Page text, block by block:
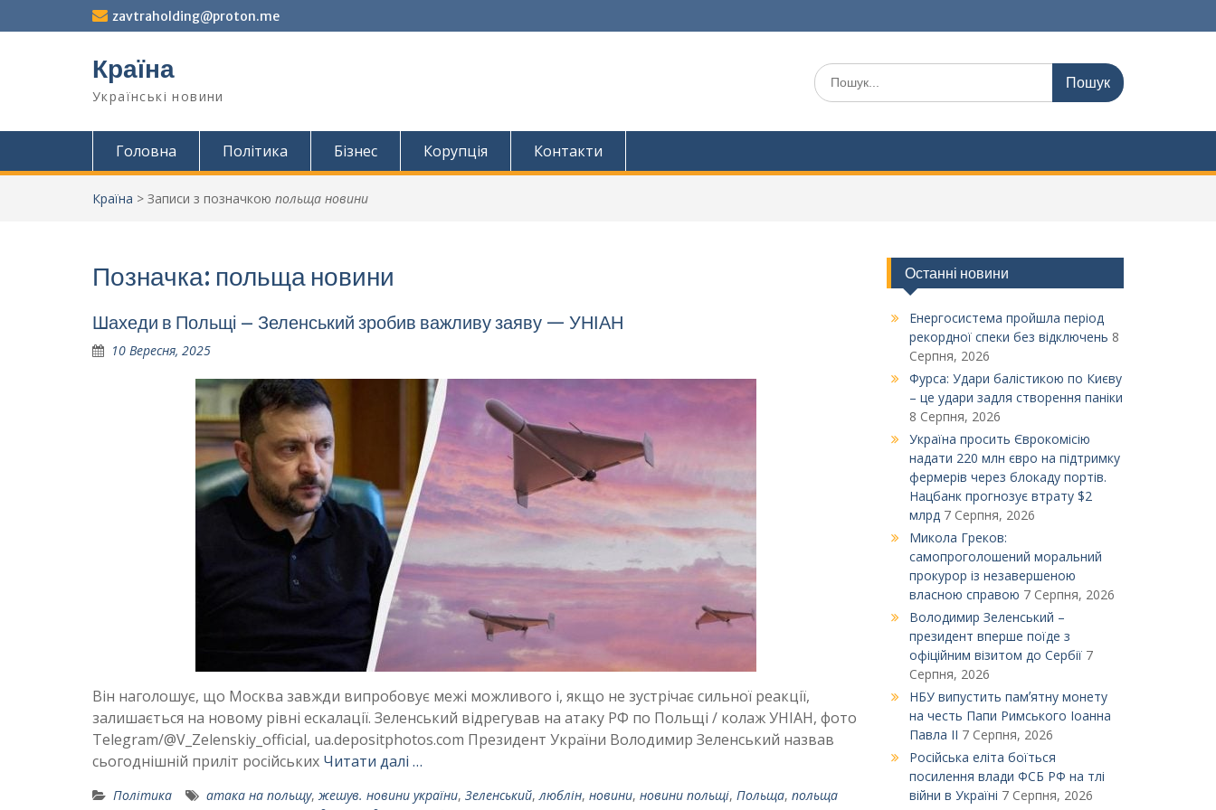
до
zavtraholding@proton.me
Країна
Українські новини
Шукати:
Головна Політика Бізнес Корупція Контакти
Країна > Записи з позначкою польща новини
Позначка: польща новини
Шахеди в Польщі – Зеленський зробив важливу заяву — УНІАН
10 Вересня, 2025
Він наголошує, що Москва завжди випробовує межі можливого і, якщо не зустрічає сильної реакції,
залишається на новому рівні ескалації. Зеленський відрегував на атаку РФ по Польщі / колаж УНІАН, фото
Telegram/@V_Zelenskiy_official, ua.depositphotos.com Президент України Володимир Зеленський назвав
сьогоднішній приліт російських Читати далі …
Політика атака на польщу,жешув. новини україни, Зеленський,люблін, новини, новини польщі, Польща, польща
Останні новини
Енергосистема пройшла період
рекордної спеки без відключень 8
Серпня, 2026
Фурса: Удари балістикою по Києву
– це удари задля створення паніки
8 Серпня, 2026
Україна просить Єврокомісію
надати 220 млн євро на підтримку
фермерів через блокаду портів.
Нацбанк прогнозує втрату $2
млрд 7 Серпня, 2026
Микола Греков:
самопроголошений моральний
прокурор із незавершеною
власною справою 7 Серпня, 2026
Володимир Зеленський –
президент вперше поїде з
офіційним візитом до Сербії 7
Серпня, 2026
НБУ випустить памʼятну монету
на честь Папи Римського Іоанна
Павла ІІ 7 Серпня, 2026
Російська еліта боїться
посилення влади ФСБ РФ на тлі
війни в Україні 7 Серпня, 2026